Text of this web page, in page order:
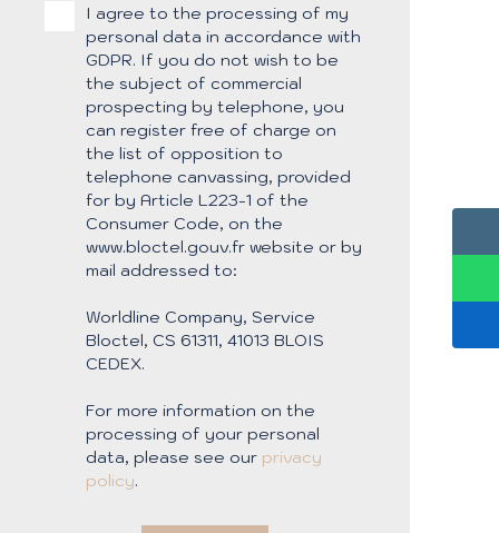
I agree to the processing of my
personal data in accordance with
GDPR. If you do not wish to be
the subject of commercial
prospecting by telephone, you
can register free of charge on
the list of opposition to
telephone canvassing, provided
for by Article L223-1 of the
Consumer Code, on the
www.bloctel.gouv.fr website or by
mail addressed to:
Worldline Company, Service
Bloctel, CS 61311, 41013 BLOIS
CEDEX.
For more information on the
processing of your personal
data, please see our privacy
policy.